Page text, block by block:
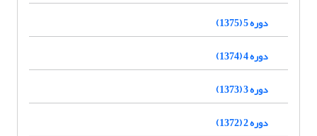
دوره 5 (1375)
دوره 4 (1374)
دوره 3 (1373)
دوره 2 (1372)